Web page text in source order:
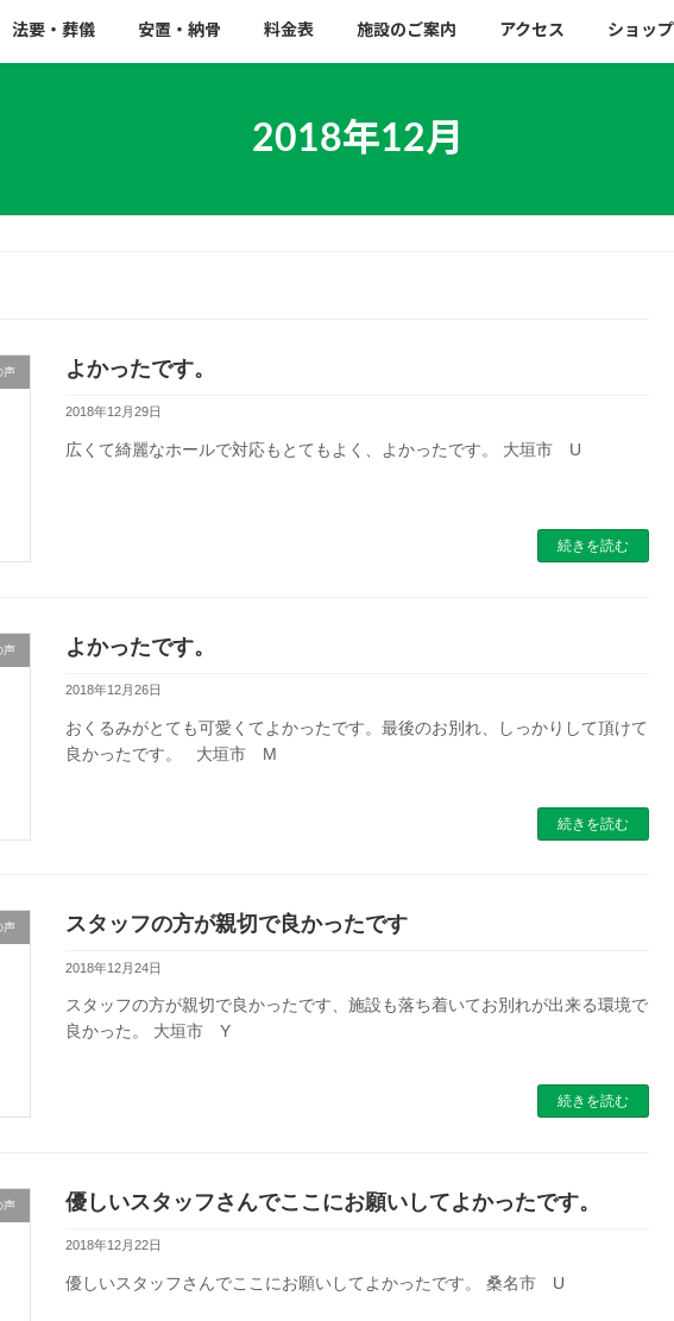
法要・葬儀 安置・納骨 料金表 施設のご案内 アクセス ショップ
2018年12月
声 よかったです。
2018年12月29日
広くて綺麗なホールで対応もとてもよく、よかったです。 大垣市 U
続きを読む
声 よかったです。
2018年12月26日
おくるみがとても可愛くてよかったです。最後のお別れ、しっかりして頂けて
良かったです。 大垣市 M
続きを読む
声 スタッフの方が親切で良かったです
2018年12月24日
スタッフの方が親切で良かったです、施設も落ち着いてお別れが出来る環境で
良かった。 大垣市 Y
続きを読む
声 優しいスタッフさんでここにお願いしてよかったです。
2018年12月22日
優しいスタッフさんでここにお願いしてよかったです。 桑名市 U